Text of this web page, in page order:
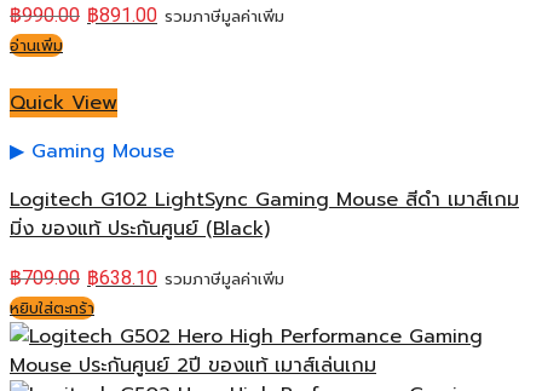
฿990.00 ฿891.00 รวมภาษีมูลค่าเพิ่ม
อ่านเพิ่ม
Quick View
Gaming Mouse
Logitech G102 LightSync Gaming Mouse สีดำ เมาส์เกม
มิ่ง ของแท้ ประกันศูนย์ (Black)
฿709.00 ฿638.10 รวมภาษีมูลค่าเพิ่ม
หยิบใส่ตะกร้า